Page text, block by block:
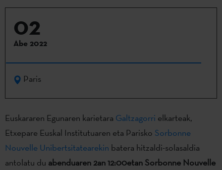
02
Abe 2022
Paris
Euskararen Egunaren karietara Galtzagorri elkarteak,
Etxepare Euskal Institutuaren eta Parisko Sorbonne
Nouvelle Unibertsitatearekin batera hitzaldi-solasaldia
antolatu du abenduaren 2an 12:00etan Sorbonne Nouvelle